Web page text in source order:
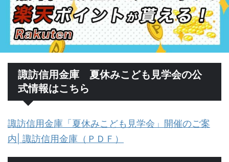
諏訪信用金庫 夏休みこども見学会の公
式情報はこちら
諏訪信用金庫「夏休みこども見学会」開催のご案
内| 諏訪信用金庫（ＰＤＦ）